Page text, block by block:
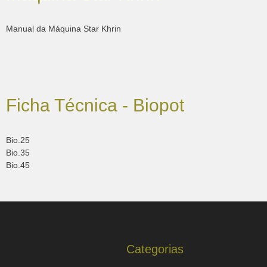
Manual da Máquina Star Khrin
Ficha Técnica - Biopot
Bio.25
Bio.35
Bio.45
Categorias